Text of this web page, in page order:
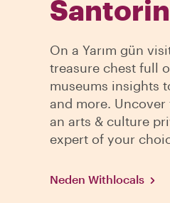
On a Yarım gün
treasure chest full
museums insights
and more.
an arts & culture
expert of your
Neden Withlocals